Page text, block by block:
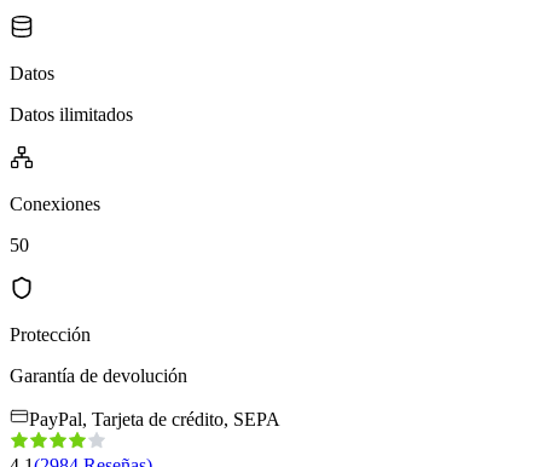
Datos
Datos ilimitados
Conexiones
50
Protección
Garantía de devolución
PayPal, Tarjeta de crédito, SEPA